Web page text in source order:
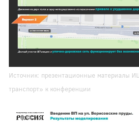
Источник: презентационные материалы
транспорт» к конференции